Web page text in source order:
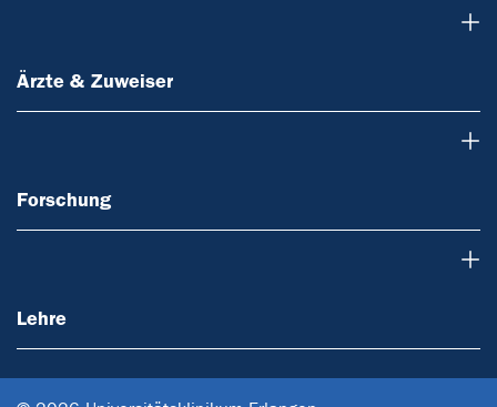
Ärzte & Zuweiser
Forschung
Lehre